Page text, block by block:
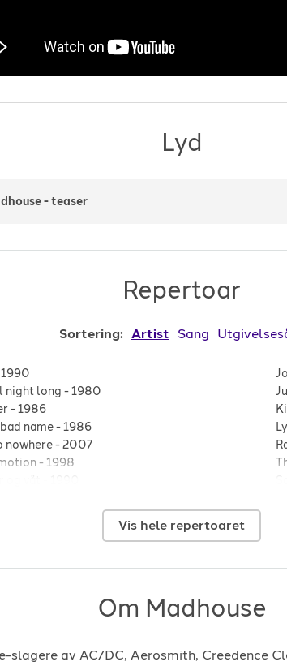
Lyd
- teaser
Repertoar
Sortering: Artist Sang
1990
night long -1980
-1986
name-1986
nowhere-2007
- 1998
hands to yourself-1986
Vis hele repertoaret
Om Madhouse
slagere av AC/DC, Aerosmith, Creedence